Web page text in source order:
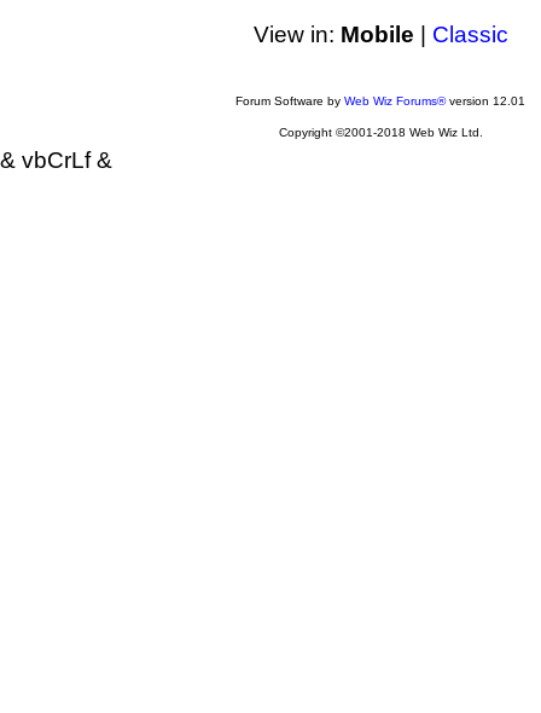
View in: Mobile Classic
Forum Software by Web Wiz Forums®version 12.01
Copyright ©2001-2018 Web Wiz Ltd.
& vbCrLf &